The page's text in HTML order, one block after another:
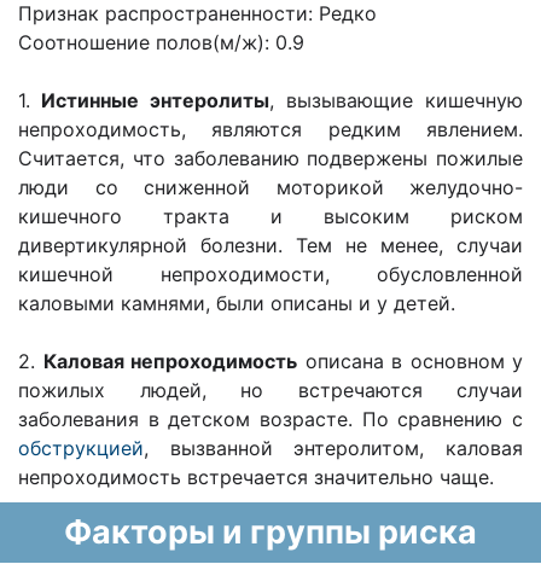
Признак распространенности: Редко
Соотношение полов(м/ж): 0.9
1. Истинные энтеролиты, вызывающие кишечную
непроходимость, являются редким явлением.
Считается, что заболеванию подвержены пожилые
люди со сниженной моторикой желудочно-
кишечного тракта и высоким риском
дивертикулярной болезни. Тем не менее, случаи
кишечной непроходимости, обусловленной
каловыми камнями, были описаны и у детей.
2. Каловая непроходимость описана в основном у
пожилых людей, но встречаются случаи
заболевания в детском возрасте. По сравнению с
обструкцией, вызванной энтеролитом, каловая
непроходимость встречается значительно чаще.
Факторы и группы риска